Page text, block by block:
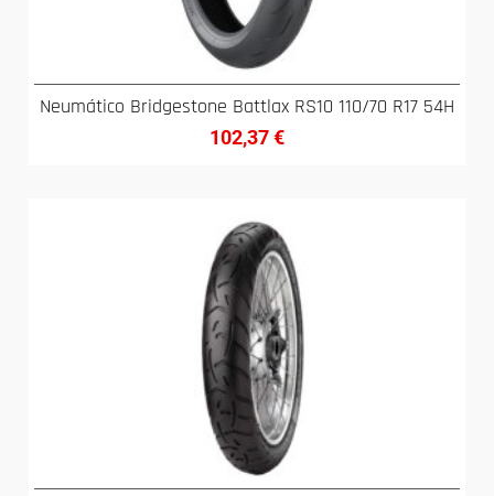
Neumático Bridgestone Battlax RS10 110/70 R17 54H
102,37€